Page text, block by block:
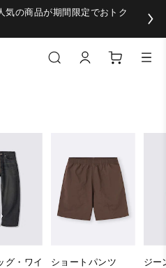
気の商品が期間限定でおトク
グ・ワイ
ショートパンツ
ジー